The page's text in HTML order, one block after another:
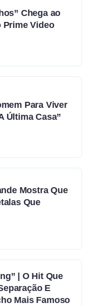
Chega ao
Prime Video
Para Viver
Última Casa”
Mostra Que
Que
| O Hit Que
E
Mais Famoso